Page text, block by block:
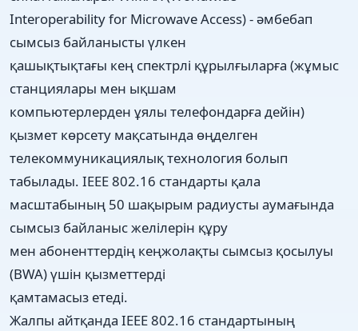
Interoperability for Microwave Access) - әмбебап
сымсыз байланысты үлкен
қашықтықтағы кең спектрлі құрылғыларға (жұмыс
станциялары мен ықшам
компьютерлерден ұялы телефондарға дейін)
қызмет көрсету мақсатында өңделген
телекоммуникациялық технология болып
табылады. IEEE 802.16 стандарты қала
масштабының 50 шақырым радиусты аумағында
сымсыз байланыс желілерін құру
мен абоненттердің кеңжолақты сымсыз қосылуы
(BWA) үшін қызметтерді
қамтамасыз етеді.
Жалпы айтқанда IEEE 802.16 стандартының